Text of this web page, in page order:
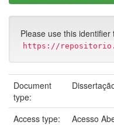
Please use this
https://
Document
type:
Access type:
Acesso